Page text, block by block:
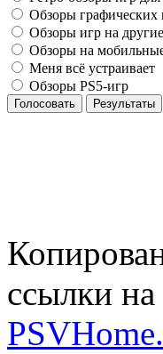
Обзоры графических
Обзоры игр на
Обзоры на
Меня всё устраивает
Обзоры PS5-игр
Голосовать Результаты
ссылки